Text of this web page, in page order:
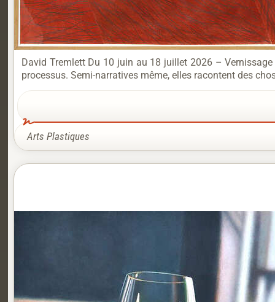
David Tremlett Du 10 juin au 18 juillet 2026 –
processus. Semi-narratives même, elles racontent des
Arts Plastiques